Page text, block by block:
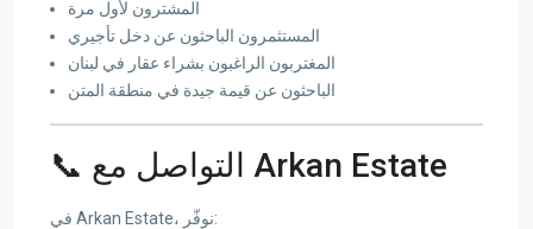
المشترون لأول مرة
المستثمرون الباحثون عن دخل تأجيري
المغتربون الراغبون بشراء عقار في لبنان
الباحثون عن قيمة جيدة في منطقة المتن
📞 التواصل مع Arkan Estate
في Arkan Estate، نوفّر: